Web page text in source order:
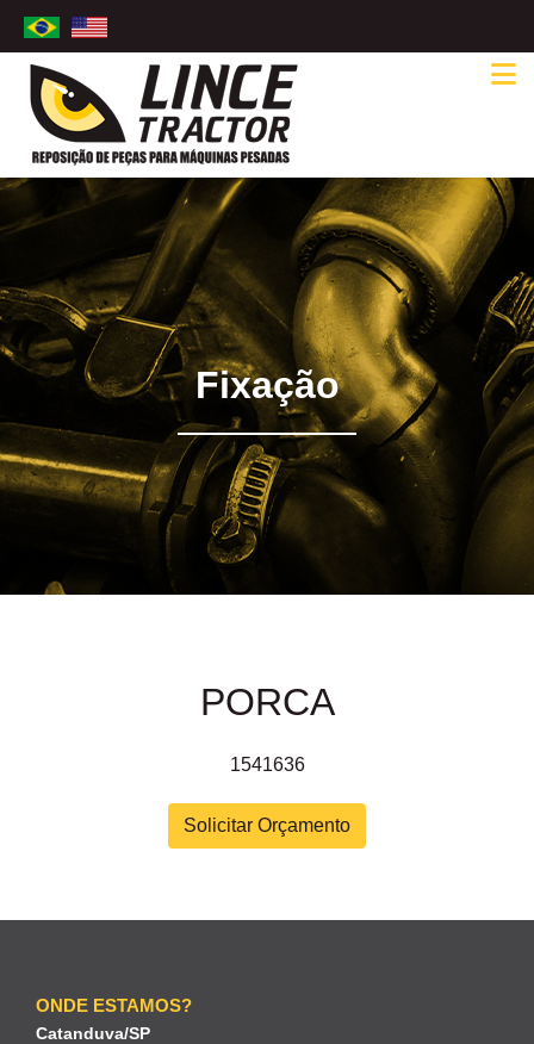
Fixação
PORCA
1541636
Solicitar Orçamento
ONDE ESTAMOS?
Catanduva/SP